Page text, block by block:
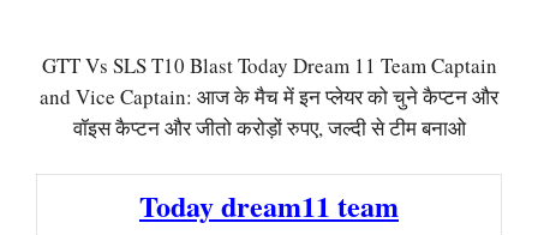
GTT Vs SLS T10 Blast Today Dream 11 Team Captain
and Vice Captain: आज के मैच में इन प्लेयर को चुने कैप्टन और
वॉइस कैप्टन और जीतो करोड़ों रुपए, जल्दी से टीम बनाओ
Today dream11 team